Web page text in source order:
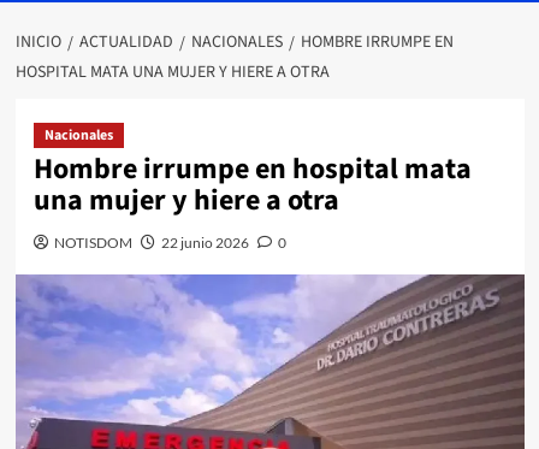
INICIO ACTUALIDAD NACIONALES
HOMBRE IRRUMPE EN
HOSPITAL MATA UNA MUJER Y HIERE A OTRA
Nacionales
Hombre irrumpe en hospital mata
una mujer y hiere a otra
NOTISDOM 22 junio 2026 0